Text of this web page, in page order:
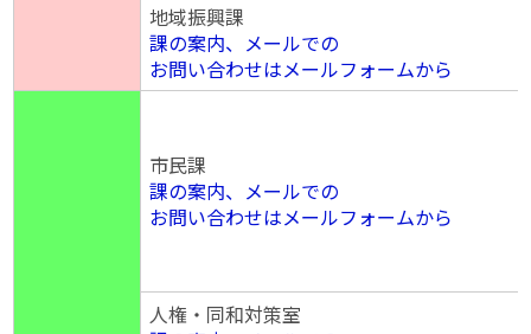
地域振興課
課の案内、メールでの
お問い合わせはメールフォームから
市民課
課の案内、メールでの
お問い合わせはメールフォームから
人権・同和対策室